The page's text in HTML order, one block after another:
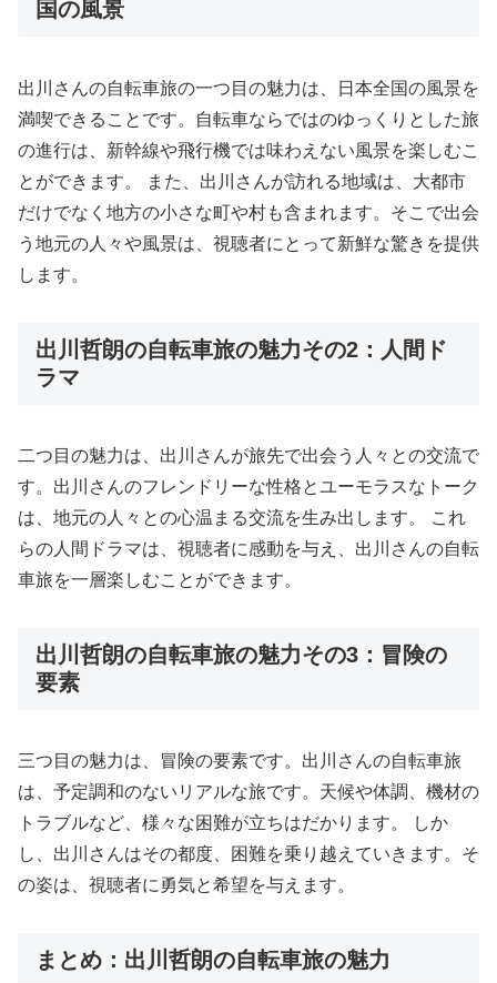
国の風景
出川さんの自転車旅の一つ目の魅力は、日本全国の風景を
満喫できることです。自転車ならではのゆっくりとした旅
の進行は、新幹線や飛行機では味わえない風景を楽しむこ
とができます。 また、出川さんが訪れる地域は、大都市
だけでなく地方の小さな町や村も含まれます。そこで出会
う地元の人々や風景は、視聴者にとって新鮮な驚きを提供
します。
出川哲朗の自転車旅の魅力その2：人間ド
ラマ
二つ目の魅力は、出川さんが旅先で出会う人々との交流で
す。出川さんのフレンドリーな性格とユーモラスなトーク
は、地元の人々との心温まる交流を生み出します。 これ
らの人間ドラマは、視聴者に感動を与え、出川さんの自転
車旅を一層楽しむことができます。
出川哲朗の自転車旅の魅力その3：冒険の
要素
三つ目の魅力は、冒険の要素です。出川さんの自転車旅
は、予定調和のないリアルな旅です。天候や体調、機材の
トラブルなど、様々な困難が立ちはだかります。 しか
し、出川さんはその都度、困難を乗り越えていきます。そ
の姿は、視聴者に勇気と希望を与えます。
まとめ：出川哲朗の自転車旅の魅力